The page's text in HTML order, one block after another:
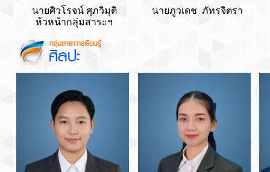
นายศิวโรจน์ ศุภวิมุติ
ห้วหน้ากลุ่มสาระฯ
นายภูวเดช ภัทรจิตรา